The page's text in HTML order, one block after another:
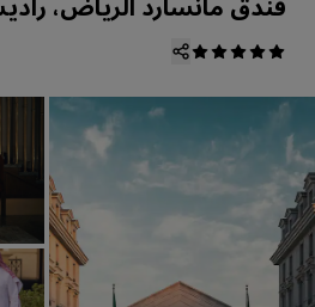
فندق مانسارد الرياض،